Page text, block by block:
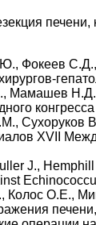
Фокеев С.Д.,
Н.Д.,
Сухоруков
XVII
J.,
О.Е.,